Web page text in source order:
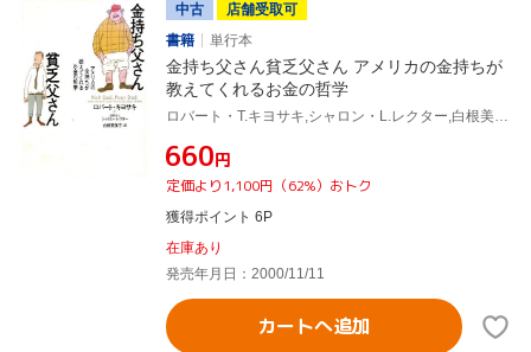
中古
店舗受取可
書籍
単行本
金持ち父さん貧乏父さん アメリカの金持ちが
教えてくれるお金の哲学
ロバート・T.キヨサキ,シャロン・L.レクター,白根美保子
¥660円
定価より1,100円（62%）おトク
獲得ポイント 6P
在庫あり
発売年月日：2000/11/11
カートへ追加